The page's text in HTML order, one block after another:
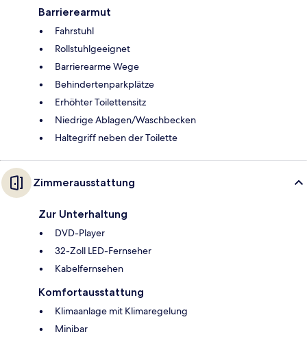
Barrierearmut
Fahrstuhl
Rollstuhlgeeignet
Barrierearme Wege
Behindertenparkplätze
Erhöhter Toilettensitz
Niedrige Ablagen/Waschbecken
Haltegriff neben der Toilette
Zimmerausstattung
Zur Unterhaltung
DVD-Player
32-Zoll LED-Fernseher
Kabelfernsehen
Komfortausstattung
Klimaanlage mit Klimaregelung
Minibar